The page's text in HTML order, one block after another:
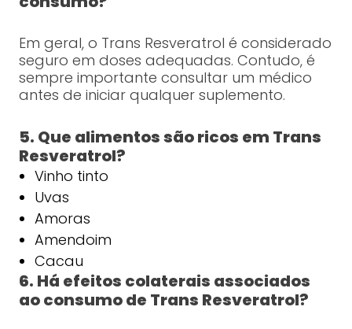
Em geral, o Trans Resveratrol é considerado
seguro em doses adequadas. Contudo, é
sempre importante consultar um médico
antes de iniciar qualquer suplemento.
5. Que alimentos são ricos em Trans
Resveratrol?
Vinho tinto
Uvas
Amoras
Amendoim
Cacau
6. Há efeitos colaterais associados
ao consumo de Trans Resveratrol?